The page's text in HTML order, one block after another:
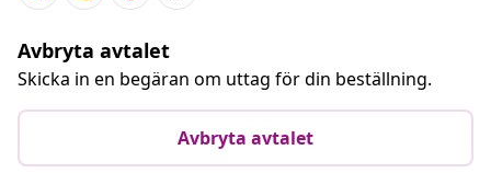
Avbryta avtalet
Skicka in en begäran om uttag för din beställning.
Avbryta avtalet